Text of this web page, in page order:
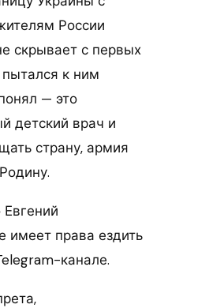
России
скрывает с первых
к ним
— это
детский врач и
страну, армия
имеет права ездить
канале.